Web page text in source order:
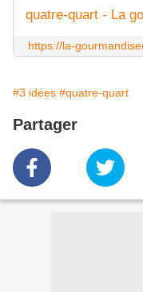
quatre-quart - La
https://la-
#3 idées #quatre-quart
Partager